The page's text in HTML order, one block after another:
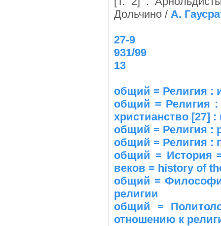
Дольчино / А.
27-9
931/99
13
общий = Религия :
общий = Религия :
христианство [27]
общий = Религия :
общий = Религия :
общий = История
веков = history of
общий =
религии
общий =
отношению к